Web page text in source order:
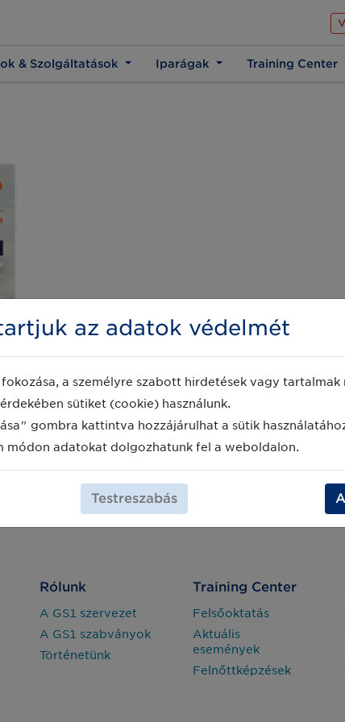
Az üzleti élet
& Szolgáltatások Iparágak Training Center
Rólunk
A GS1 szervezet
A GS1 szabványok
Történetünk
Training Center
Felsőoktatás
Aktuális
események
Felnőttképzések
az adatok védelmét
a személyre szabott hirdetések vagy
sütiket (cookie) használunk.
gombra kattintva hozzájárulhat a sütik
módon adatokat dolgozhatunk fel a weboldalon.
Testreszabás